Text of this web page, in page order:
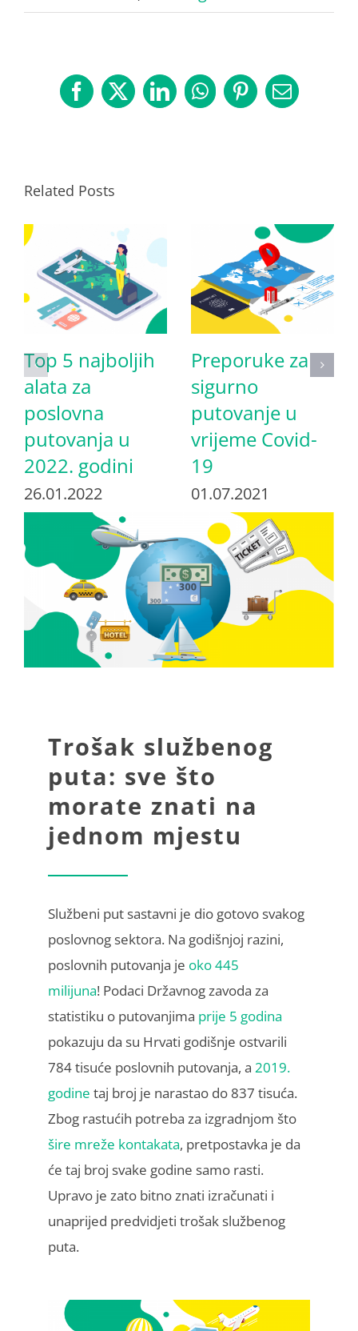
Facebook
X LinkedInWhatsApp
PinterestEmail
Related Posts
Top 5 najboljih
alata za
poslovna
putovanja u
2022. godini
26.01.2022
Preporuke za
sigurno
putovanje u
vrijeme Covid-
19
01.07.2021
Larger
Image
Trošak službenog
puta: sve što
morate znati na
jednom mjestu
Službeni put sastavni je dio gotovo svakog
poslovnog sektora. Na godišnjoj razini,
poslovnih putovanja je oko 445
milijuna! Podaci Državnog zavoda za
statistiku o putovanjima prije 5 godina
pokazuju da su Hrvati godišnje ostvarili
784 tisuće poslovnih putovanja, a 2019.
godine taj broj je narastao do 837 tisuća.
Zbog rastućih potreba za izgradnjom što
šire mreže kontakata, pretpostavka je da
će taj broj svake godine samo rasti.
Upravo je zato bitno znati izračunati i
unaprijed predvidjeti trošak službenog
puta.